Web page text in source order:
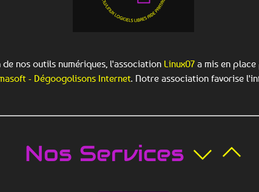
nos outils numériques, l'association Linux07 a mis en
- Dégoogolisons Internet. Notre association favorise
Nos Services